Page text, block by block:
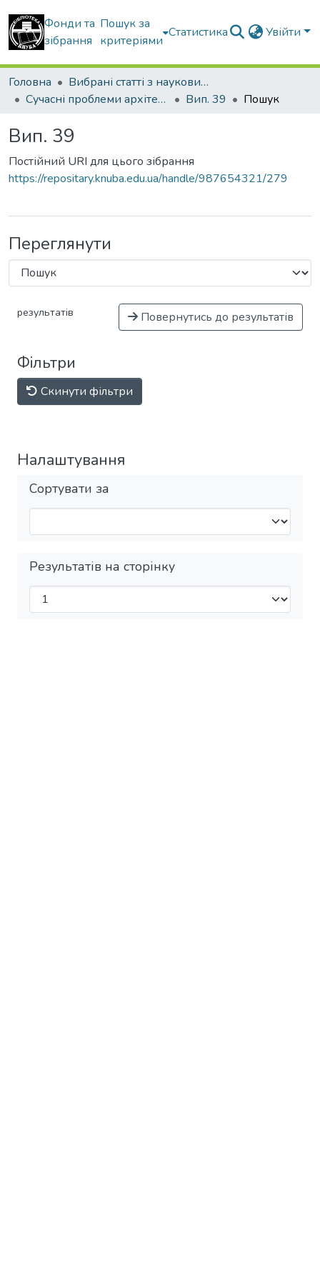
Фонди та
зібрання
Пошук за
критеріями
Статистика Увійти
Головна
Вибрані статті з наукових збірників КНУБА
Сучасні проблеми архітектури та містобудування
Вип. 39 Пошук
Вип. 39
Постійний URI для цього зібрання
https://repositary.knuba.edu.ua/handle/987654321/279
Переглянути
результатів Повернутись до результатів
Фільтри
Скинути фільтри
Налаштування
Сортувати за
Результатів на сторінку